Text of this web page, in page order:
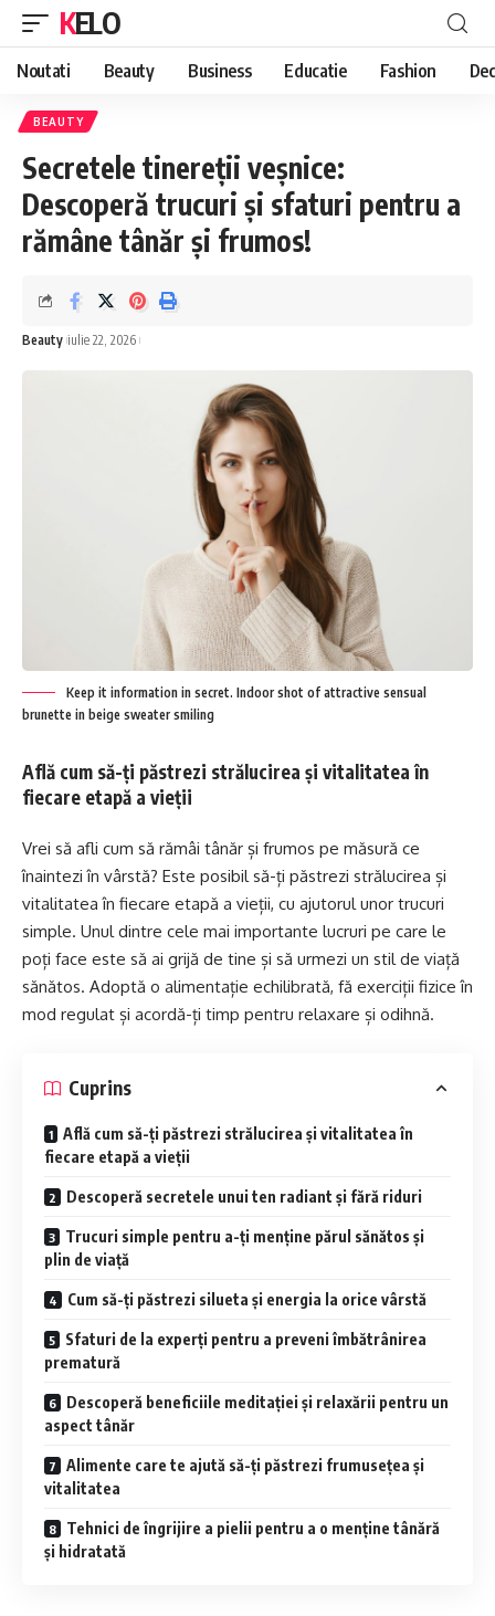
KELO
Noutati Beauty Business Educatie Fashion
BEAUTY
Secretele tinereții veșnice:
Descoperă trucuri și sfaturi pentru a
rămâne tânăr și frumos!
Beauty iulie 22, 2026
Keep it information in secret. Indoor shot of attractive sensual
brunette in beige sweater smiling
Află cum să-ți păstrezi strălucirea și vitalitatea în
fiecare etapă a vieții
Vrei să afli cum să rămâi tânăr și frumos pe măsură ce
înaintezi în vârstă? Este posibil să-ți păstrezi strălucirea și
vitalitatea în fiecare etapă a vieții, cu ajutorul unor trucuri
simple. Unul dintre cele mai importante lucruri pe care le
poți face este să ai grijă de tine și să urmezi un stil de viață
sănătos. Adoptă o alimentație echilibrată, fă exerciții fizice în
mod regulat și acordă-ți timp pentru relaxare și odihnă.
Cuprins
Află cum să-ți păstrezi strălucirea și vitalitatea în
fiecare etapă a vieții
Descoperă secretele unui ten radiant și fără riduri
Trucuri simple pentru a-ți menține părul sănătos și
plin de viață
Cum să-ți păstrezi silueta și energia la orice vârstă
Sfaturi de la experți pentru a preveni îmbătrânirea
prematură
Descoperă beneficiile meditației și relaxării pentru un
aspect tânăr
Alimente care te ajută să-ți păstrezi frumusețea și
vitalitatea
Tehnici de îngrijire a pielii pentru a o menține tânără
și hidratată